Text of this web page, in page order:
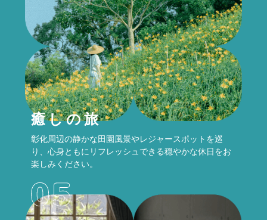
癒しの旅
彰化周辺の静かな田園風景やレジャースポットを巡
り、心身ともにリフレッシュできる穏やかな休日をお
楽しみください。